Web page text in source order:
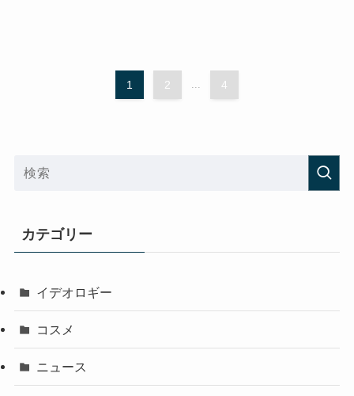
1 2 ... 4
カテゴリー
イデオロギー
コスメ
ニュース